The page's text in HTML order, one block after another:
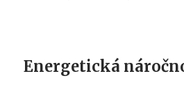
Energetická